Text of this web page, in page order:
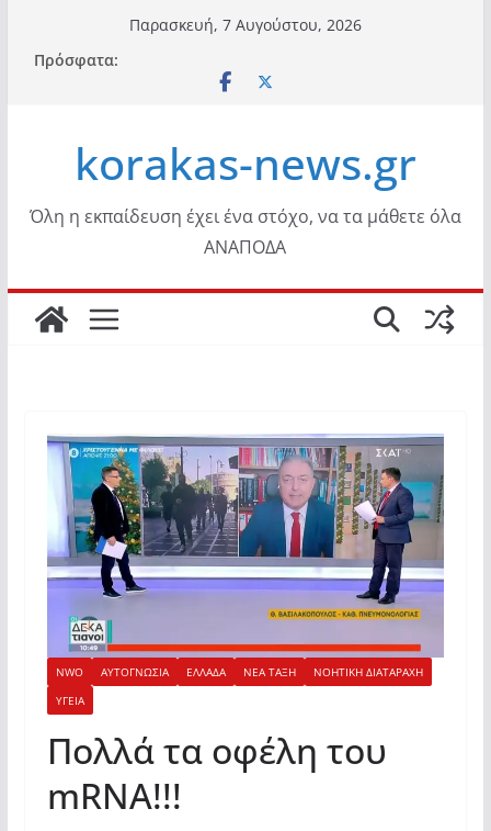
περιεχόμενο
Παρασκευή, 7 Αυγούστου, 2026
Πρόσφατα:
korakas-news.gr
Όλη η εκπαίδευση έχει ένα στόχο, να τα μάθετε όλα
ΑΝΑΠΟΔΑ
NWO ΑΥΤΟΓΝΩΣΙΑ ΕΛΛΑΔΑ ΝΕΑ ΤΑΞΗ
ΝΟΗΤΙΚΗ ΔΙΑΤΑΡΑΧΗ
ΥΓΕΙΑ
Πολλά τα οφέλη του
mRNA!!!